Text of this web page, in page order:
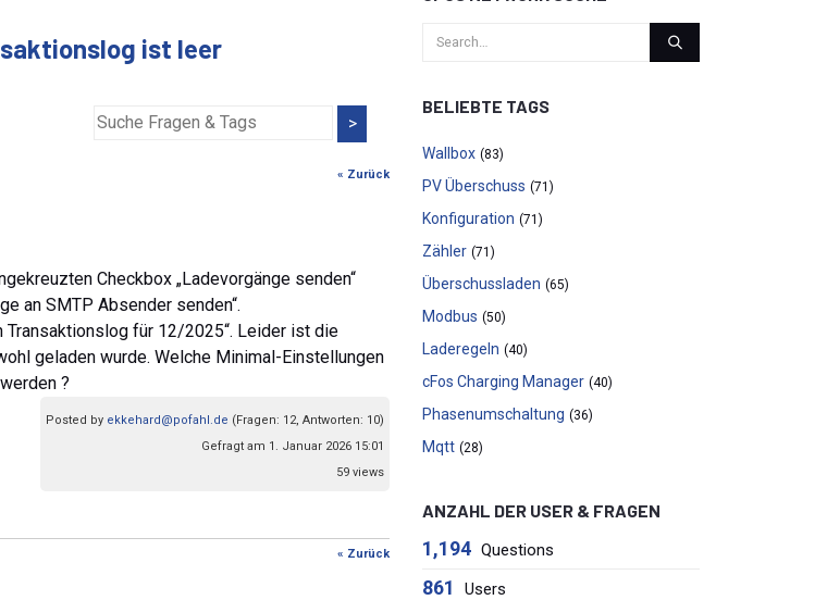
ist leer
>
« Zurück
Checkbox „Ladevorgänge senden“
an SMTP Absender senden“.
Transaktionslog für 12/2025“. Leider ist die
geladen wurde. Welche Minimal-Einstellungen
?
Posted by ekkehard@pofahl.de (Fragen: 12, Antworten: 10)
Gefragt am 1. Januar 2026 15:01
59 views
« Zurück
BELIEBTE TAGS
Wallbox (83)
PV Überschuss (71)
Konfiguration (71)
Zähler (71)
Überschussladen (65)
Modbus (50)
Laderegeln (40)
cFos Charging Manager (40)
Phasenumschaltung (36)
Mqtt (28)
ANZAHL DER USER & FRAGEN
1,194 Questions
861 Users